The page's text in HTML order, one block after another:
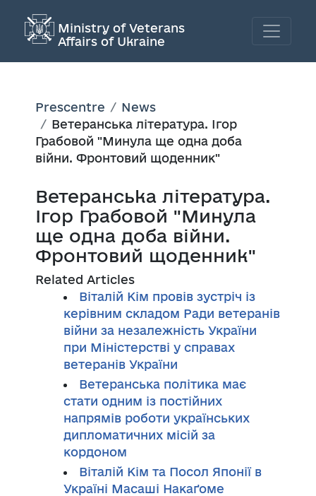
Ministry of Veterans
Affairs of Ukraine
Prescentre
News
Ветеранська література. Ігор
Грабовой "Минула ще одна доба
війни. Фронтовий щоденник"
Ветеранська література.
Ігор Грабовой "Минула
ще одна доба війни.
Фронтовий щоденник"
Related Articles
Віталій Кім провів зустріч із
керівним складом Ради ветеранів
війни за незалежність України
при Міністерстві у справах
ветеранів України
Ветеранська політика має
стати одним із постійних
напрямів роботи українських
дипломатичних місій за
кордоном
Віталій Кім та Посол Японії в
Україні Масаші Накаґоме